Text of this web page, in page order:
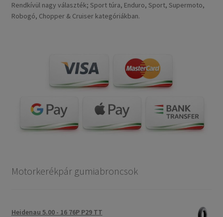
Rendkívül nagy választék; Sport túra, Enduro, Sport, Supermoto,
Robogó, Chopper & Cruiser kategóriákban.
Motorkerékpár gumiabroncsok
Heidenau 5.00 - 16 76P P29 TT